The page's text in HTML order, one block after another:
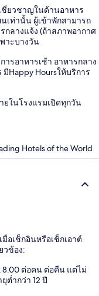
ชี่ยวชาญในด้านอาหาร
เท่านั้น ผู้เข้าพักสามารถ
กลางแจ้ง (ถ้าสภาพอากาศ
าะบางวัน
ารอาหารเช้า อาหารกลาง
Happy Hoursให้บริการ
ยในโรงแรมเปิดทุกวัน
Hotels of the World
อเช็กอินหรือเช็กเอาต์
วข้อง:
8.00 ต่อคน ต่อคืน แต่ไม่
ต่ำกว่า 12 ปี